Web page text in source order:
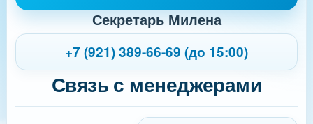
Секретарь Милена
+7 (921) 389-66-69 (до 15:00)
Связь с менеджерами